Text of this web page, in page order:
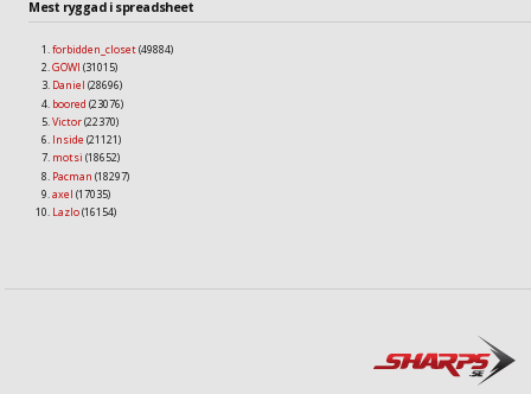
Mest ryggad i spreadsheet
forbidden_closet(49884)
GOWI (31015)
Daniel (28696)
boored (23076)
Victor(22370)
Inside (21121)
motsi (18652)
Pacman (18297)
axel (17035)
Lazlo(16154)